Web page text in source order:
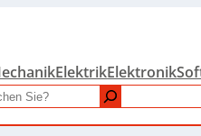
ElektrikElektronik